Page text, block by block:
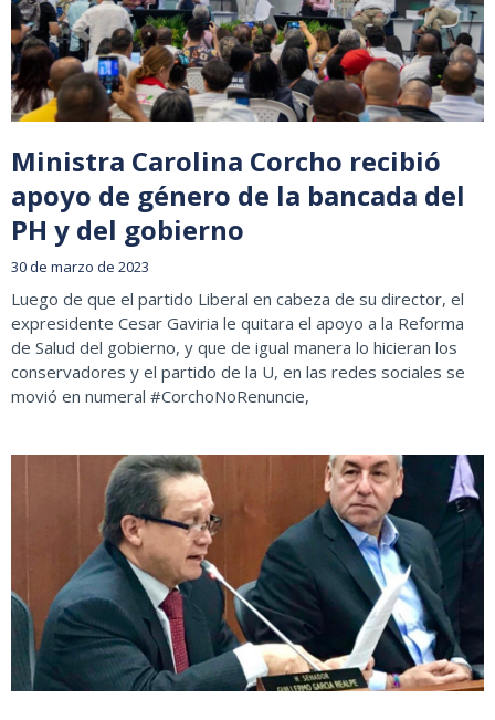
Ministra Carolina Corcho recibió
apoyo de género de la bancada del
PH y del gobierno
30 de marzo de 2023
Luego de que el partido Liberal en cabeza de su director, el
expresidente Cesar Gaviria le quitara el apoyo a la Reforma
de Salud del gobierno, y que de igual manera lo hicieran los
conservadores y el partido de la U, en las redes sociales se
movió en numeral #CorchoNoRenuncie,